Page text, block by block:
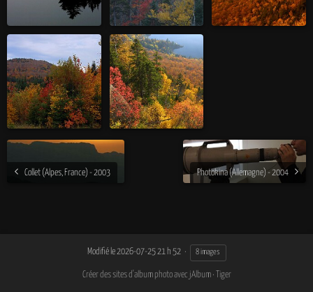
Collet (Alpes, France) - 2003 Photokina (Allemagne) - 2004
Modifié le2026-07-25 21 h 52 8 images
Créer des sites d'album photo avec jAlbum· Tiger